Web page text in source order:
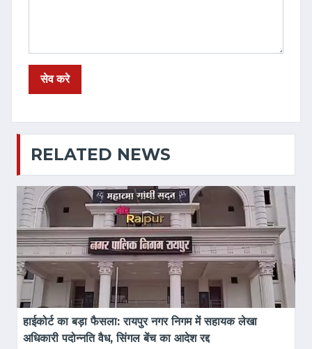
RELATED NEWS
हाईकोर्ट का बड़ा फैसला: रायपुर नगर निगम में सहायक लेखा
अधिकारी पदोन्नति वैध, सिंगल बेंच का आदेश रद्द